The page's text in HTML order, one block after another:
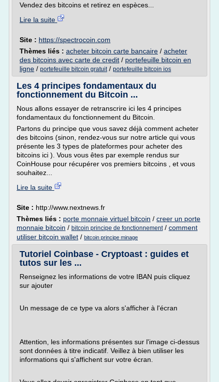
Vendez des bitcoins et retirez en espèces...
Lire la suite
Site : https://spectrocoin.com
Thèmes liés : acheter bitcoin carte bancaire / acheter
des bitcoins avec carte de credit / portefeuille bitcoin en
ligne / portefeuille bitcoin gratuit/ portefeuille bitcoin ios
Les 4 principes fondamentaux du
fonctionnement du Bitcoin ...
Nous allons essayer de retranscrire ici les 4 principes
fondamentaux du fonctionnement du Bitcoin.
Partons du principe que vous savez déjà comment acheter
des bitcoins (sinon, rendez-vous sur notre article qui vous
présente les 3 types de plateformes pour acheter des
bitcoins ici ). Vous vous êtes par exemple rendus sur
CoinHouse pour récupérer vos premiers bitcoins , et vous
souhaitez...
Lire la suite
Site : http://www.nextnews.fr
Thèmes liés : porte monnaie virtuel bitcoin / creer un porte
monnaie bitcoin / bitcoin principe de fonctionnement/ comment
utiliser bitcoin wallet / bitcoin principe minage
Tutoriel Coinbase - Cryptoast : guides et
tutos sur les ...
Renseignez les informations de votre IBAN puis cliquez
sur ajouter
Un message de ce type va alors s'afficher à l'écran
Attention, les informations présentes sur l'image ci-dessus
sont données à titre indicatif. Veillez à bien utiliser les
informations qui s'affichent sur votre écran.